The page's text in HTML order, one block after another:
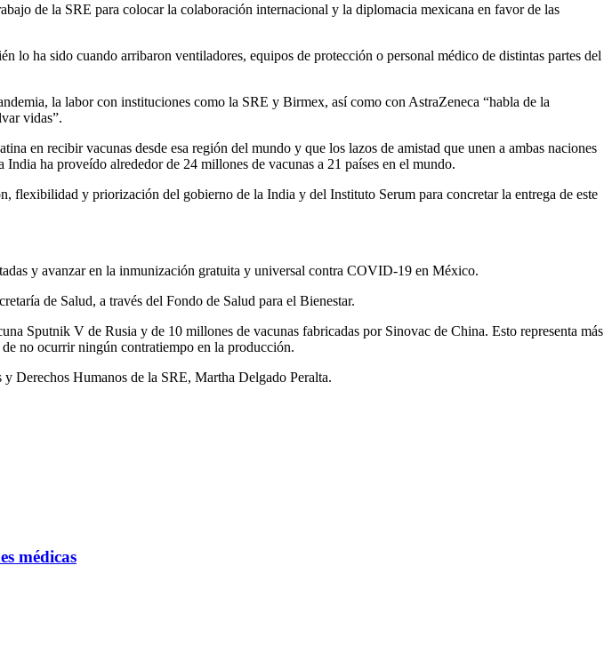
de la SRE para colocar la colaboración internacional y la diplomacia mexicana en favor de las
lo ha sido cuando arribaron ventiladores, equipos de protección o personal médico de distintas partes del
la labor con instituciones como la SRE y Birmex, así como con AstraZeneca “habla de la
vidas”.
en recibir vacunas desde esa región del mundo y que los lazos de amistad que unen a ambas naciones
ha proveído alrededor de 24 millones de vacunas a 21 países en el mundo.
flexibilidad y priorización del gobierno de la India y del Instituto Serum para concretar la entrega de este
y avanzar en la inmunización gratuita y universal contra COVID-19 en México.
de Salud, a través del Fondo de Salud para el Bienestar.
Sputnik V de Rusia y de 10 millones de vacunas fabricadas por Sinovac de China. Esto representa más
no ocurrir ningún contratiempo en la producción.
Derechos Humanos de la SRE, Martha Delgado Peralta.
médicas